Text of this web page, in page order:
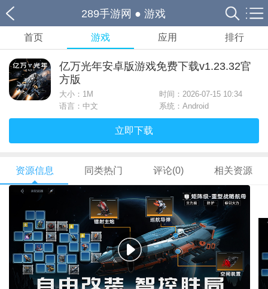
289手游网 ● 游戏
首页 游戏 应用 排行
亿万光年安卓版游戏免费下载v1.23.32官
方版
大小： 1M
时间：2026-07-15 10:34
语言：中文
系统：Android
立即下载
资源信息 同类热门 评论(0) 相关资源